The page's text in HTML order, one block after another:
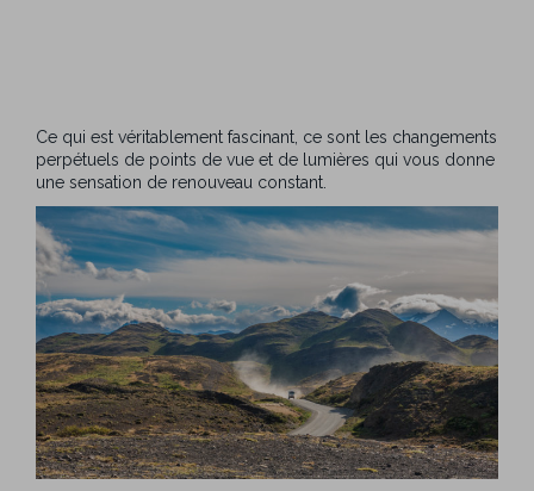
Ce qui est véritablement fascinant, ce sont les changements
perpétuels de points de vue et de lumières qui vous donne
une sensation de renouveau constant.